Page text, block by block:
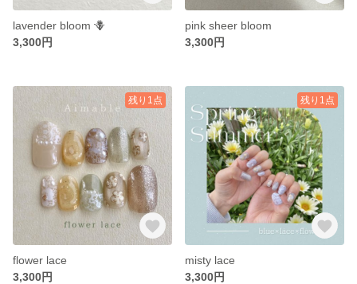
lavender bloom 🪻
3,300円
pink sheer bloom
3,300円
残り1点
flower lace
3,300円
残り1点
misty lace
3,300円